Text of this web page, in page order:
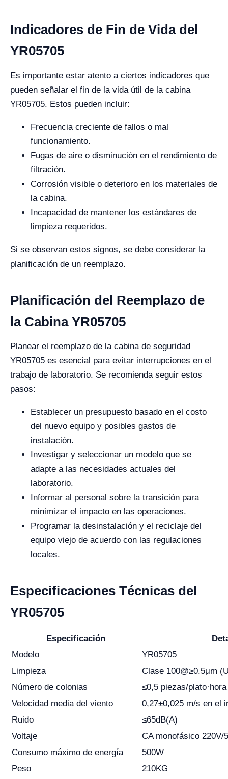
Indicadores de Fin de Vida del
YR05705
Es importante estar atento a ciertos indicadores que
pueden señalar el fin de la vida útil de la cabina
YR05705. Estos pueden incluir:
Frecuencia creciente de fallos o mal
funcionamiento.
Fugas de aire o disminución en el rendimiento de
filtración.
Corrosión visible o deterioro en los materiales de
la cabina.
Incapacidad de mantener los estándares de
limpieza requeridos.
Si se observan estos signos, se debe considerar la
planificación de un reemplazo.
Planificación del Reemplazo de
la Cabina YR05705
Planear el reemplazo de la cabina de seguridad
YR05705 es esencial para evitar interrupciones en el
trabajo de laboratorio. Se recomienda seguir estos
pasos:
Establecer un presupuesto basado en el costo
del nuevo equipo y posibles gastos de
instalación.
Investigar y seleccionar un modelo que se
adapte a las necesidades actuales del
laboratorio.
Informar al personal sobre la transición para
minimizar el impacto en las operaciones.
Programar la desinstalación y el reciclaje del
equipo viejo de acuerdo con las regulaciones
locales.
Especificaciones Técnicas del
YR05705
Especificación
Modelo
YR05705
Limpieza
Clase 100@≥0.5μm
Número de colonias
≤0,5 piezas/plato·hora
Velocidad media del viento
0,27±0,025 m/s en el
Ruido
≤65dB(A)
Voltaje
CA monofásico 220V/
Consumo máximo de energía
500W
Peso
210KG